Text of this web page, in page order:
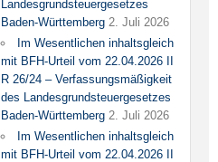
Landesgrundsteuergesetzes
Baden-Württemberg 2. Juli 2026
Im Wesentlichen inhaltsgleich
mit BFH-Urteil vom 22.04.2026 II
R 26/24 – Verfassungsmäßigkeit
des Landesgrundsteuergesetzes
Baden-Württemberg 2. Juli 2026
Im Wesentlichen inhaltsgleich
mit BFH-Urteil vom 22.04.2026 II